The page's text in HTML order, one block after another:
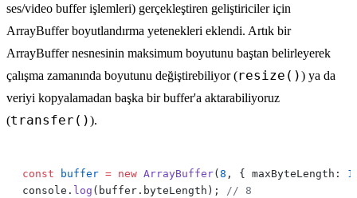
ses/video buffer işlemleri) gerçekleştiren geliştiriciler için
ArrayBuffer boyutlandırma yetenekleri eklendi. Artık bir
ArrayBuffer nesnesinin maksimum boyutunu baştan belirleyerek
çalışma zamanında boyutunu değiştirebiliyor (resize()) ya da
veriyi kopyalamadan başka bir buffer'a aktarabiliyoruz
(transfer()).
const buffer = new ArrayBuffer( 8 , { maxByteLength:
console. log (buffer.byteLength);